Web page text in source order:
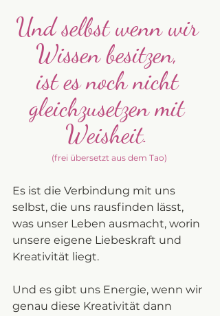
Und selbst wenn wir
Wissen besitzen,
ist es noch nicht
gleichzusetzen mit
Weisheit.
(frei übersetzt aus dem Tao)
Es ist die Verbindung mit uns
selbst, die uns rausfinden lässt,
was unser Leben ausmacht, worin
unsere eigene Liebeskraft und
Kreativität liegt.
Und es gibt uns Energie, wenn wir
genau diese Kreativität dann